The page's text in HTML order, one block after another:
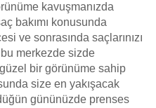
kavuşmanızda
bakımı konusunda
ve sonrasında saçlarınızı
merkezde sizde
güzel bir görünüme sahip
size en yakışacak
gününüzde prenses